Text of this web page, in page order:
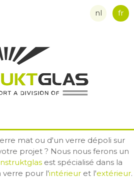
nl fr
sur mesure
mat ou d'un verre dépoli sur
projet ? Nous nous ferons un
est spécialisé dans la
verre pour l'intérieur et l'extérieur.